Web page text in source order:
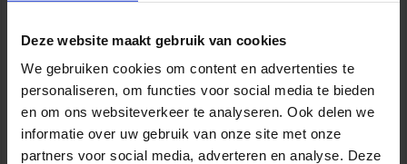
Deze website maakt gebruik van cookies
We gebruiken cookies om content en advertenties te
personaliseren, om functies voor social media te bieden
en om ons websiteverkeer te analyseren. Ook delen we
informatie over uw gebruik van onze site met onze
partners voor social media, adverteren en analyse. Deze
Opleiding QHSE Manager